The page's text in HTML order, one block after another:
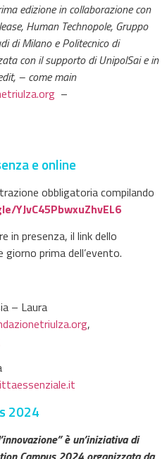
edizione in collaborazione con
Human Technopole, Gruppo
di Milano e Politecnico di
con il supporto di UnipolSai e in
– come main
–
e online
obbligatoria compilando
YJvC45PbwxuZhvEL6
in presenza, il link dello
prima dell’evento.
– Laura
,
2024
è un’iniziativa di